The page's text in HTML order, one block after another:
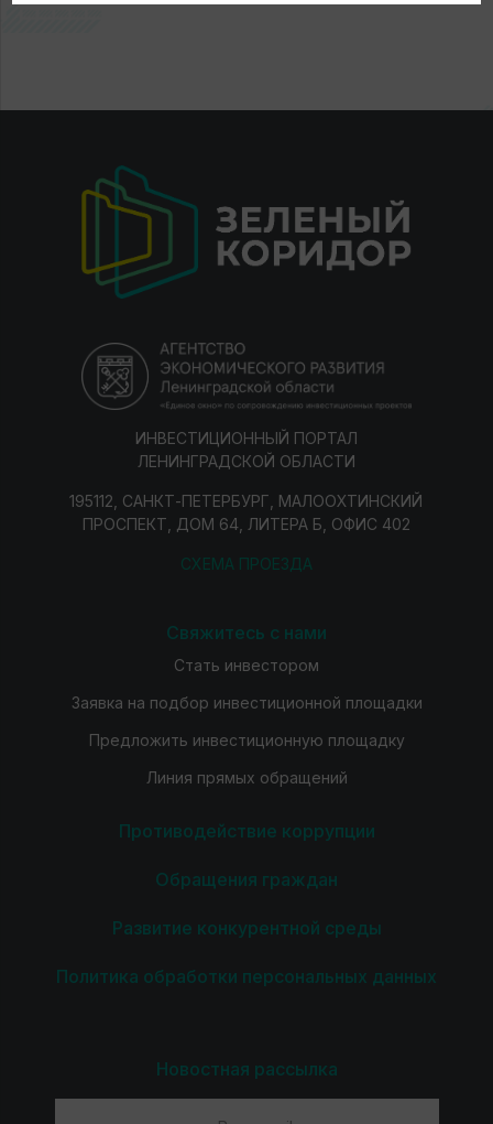
ИНВЕСТИЦИОННЫЙ ПОРТАЛ
ЛЕНИНГРАДСКОЙ ОБЛАСТИ
195112, САНКТ-ПЕТЕРБУРГ, МАЛООХТИНСКИЙ
ПРОСПЕКТ, ДОМ 64, ЛИТЕРА Б, ОФИС 402
СХЕМА ПРОЕЗДА
Свяжитесь с нами
Стать инвестором
Заявка на подбор инвестиционной площадки
Предложить инвестиционную площадку
Линия прямых обращений
Противодействие коррупции
Обращения граждан
Развитие конкурентной среды
Политика обработки персональных данных
Новостная рассылка